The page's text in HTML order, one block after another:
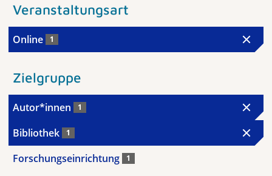
Veranstaltungsart
Online 1
Zielgruppe
Autor*innen 1
Bibliothek 1
Forschungseinrichtung 1